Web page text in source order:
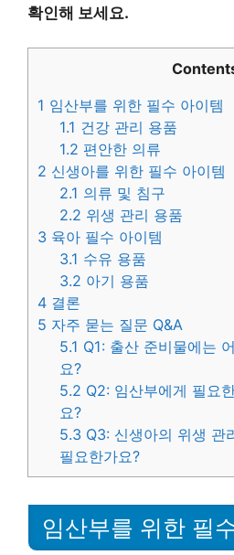
확인해 보세요.
1 임산부를 위한 필수 아이템
1.1 건강 관리 용품
1.2 편안한 의류
2 신생아를 위한 필수 아이템
2.1 의류 및 침구
2.2 위생 관리 용품
3 육아 필수 아이템
3.1 수유 용품
3.2 아기 용품
4 결론
5 자주 묻는 질문 Q&A
5.1 Q1: 출산 준비물에는
요?
5.2 Q2: 임산부에게 필요
요?
5.3 Q3: 신생아의 위생 관
필요한가요?
임산부를 위한 필